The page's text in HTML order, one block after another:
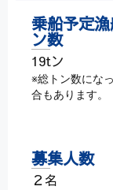
乗船予定
ン数
19tン
※総トン数にな
合もあります。
募集人数
２名